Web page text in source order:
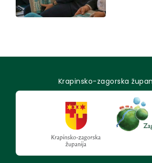
Krapinsko-zagorska